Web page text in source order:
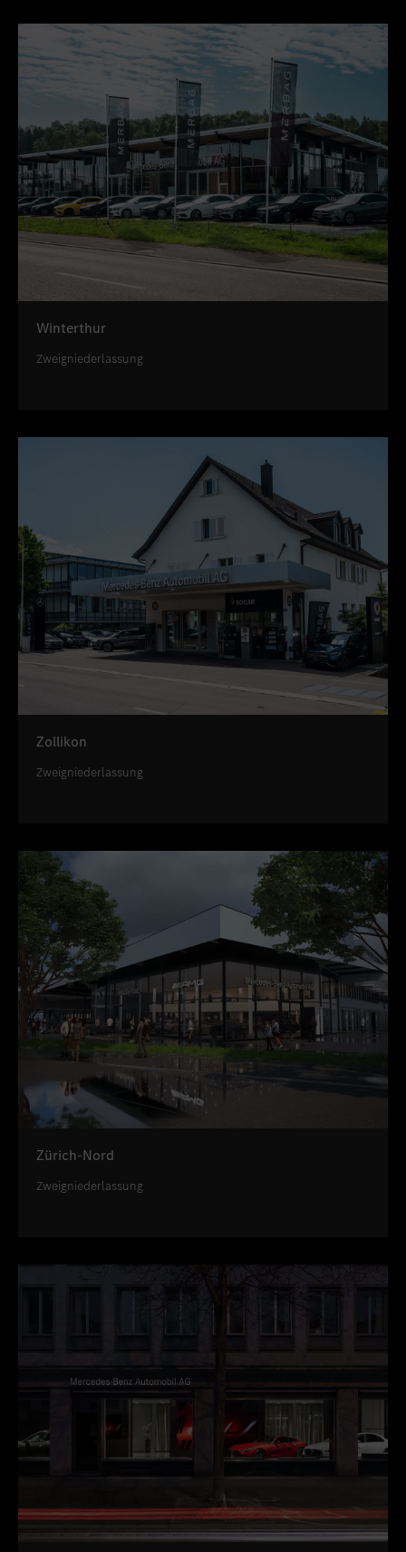
Winterthur
Zweigniederlassung
Zollikon
Zweigniederlassung
Zürich-Nord
Zweigniederlassung